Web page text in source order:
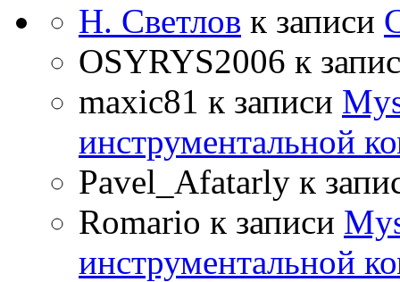
Н. Светлов к записи
OSYRYS2006 к
maxic81 к записи
инструментальной
Pavel_Afatarly к
Romario к записи
инструментальной